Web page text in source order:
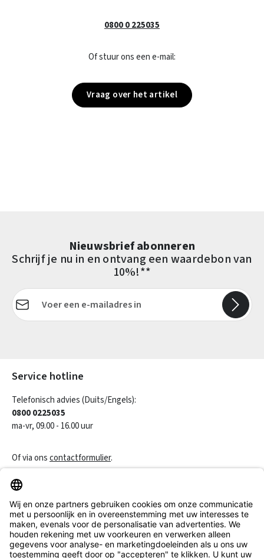
0800 0 225035
Of stuur ons een e-mail:
Vraag over het artikel
Nieuwsbrief abonneren
Schrijf je nu in en ontvang een waardebon van
10%!**
E-mailadres*
Service hotline
Telefonisch advies (Duits/Engels):
0800 0225035
ma-vr, 09.00 - 16.00 uur
Of via onscontactformulier.
Klantenservice